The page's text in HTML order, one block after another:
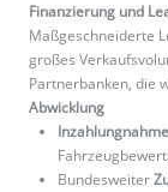
Finanzierung und
Maßgeschneiderte
großes
Partnerbanken, die
Abwicklung
Inzahlungnahme
Bundesweiter